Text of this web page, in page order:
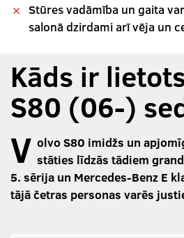
Stūres vadāmība un gaita
salonā dzirdami arī vēja un
Kāds ir
S80 (06-)
V olvo S80 imidžs un
stāties līdzās tādiem
5. sērija un Mercedes-Benz E
tājā četras personas varēs